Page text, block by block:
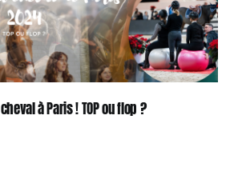
à Paris ! TOP ou flop ?